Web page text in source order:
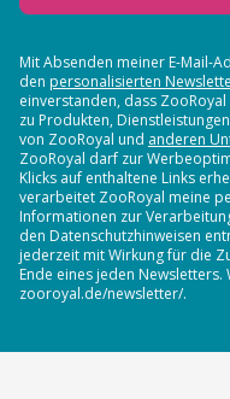
Mit Absenden meiner E-Mail-
den personalisierten
einverstanden, dass
zu Produkten,
von ZooRoyal und anderen
ZooRoyal darf zur
Klicks auf enthaltene Links
verarbeitet ZooRoyal meine
Informationen zur
den Datenschutzhinweisen
jederzeit mit Wirkung für die
Ende eines jeden
zooroyal.de/newsletter/.